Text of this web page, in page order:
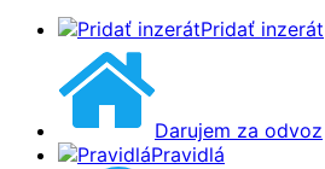
Pridať inzerát
Darujem za odvoz
Pravidlá